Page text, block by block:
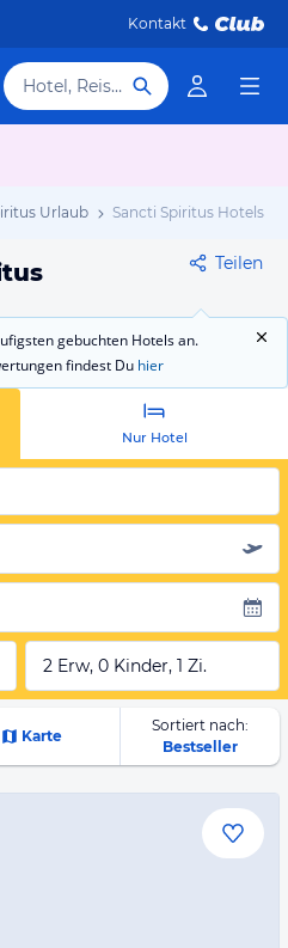
Kontakt
Hotel, Reiseziel
Urlaub Sancti Spiritus Hotels
Teilen
gebuchten Hotels an.
findest Du hier
Nur Hotel
2 Erw, 0 Kinder, 1 Zi.
Karte
Sortiert nach:
Bestseller